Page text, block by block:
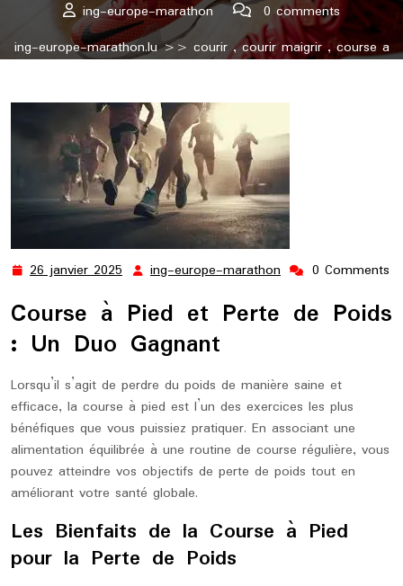
ing-europe-marathon
0 comments
ing-europe-marathon.lu>> courir,courir maigrir,course a
26 janvier 2025 26
2025
ing-europe-marathon ing-
marathon
0 Comments
Course à Pied et Perte de Poids
: Un Duo Gagnant
Lorsqu’il s’agit de perdre du poids de manière saine et
efficace, la course à pied est l’un des exercices les plus
bénéfiques que vous puissiez pratiquer. En associant une
alimentation équilibrée à une routine de course régulière, vous
pouvez atteindre vos objectifs de perte de poids tout en
améliorant votre santé globale.
Les Bienfaits de la Course à Pied
pour la Perte de Poids